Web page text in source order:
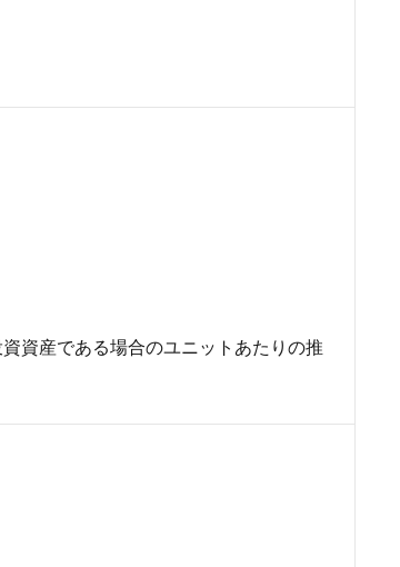
資産である場合のユニットあたりの推